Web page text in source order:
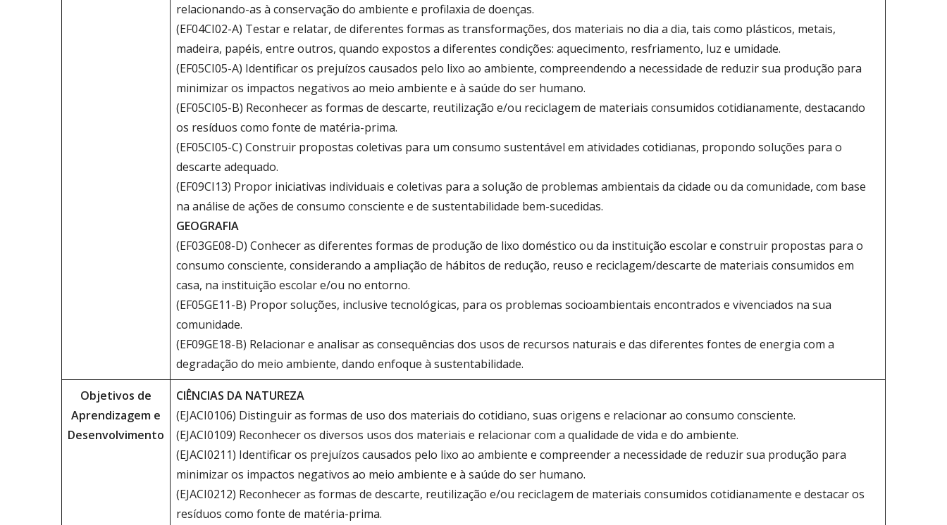
relacionando-as à conservação do ambiente e profilaxia de doenças.
(EF04CI02-A) Testar e relatar, de diferentes formas as transformações, dos materiais no dia a dia, tais como plásticos, metais,
madeira, papéis, entre outros, quando expostos a diferentes condições: aquecimento, resfriamento, luz e umidade.
(EF05CI05-A) Identificar os prejuízos causados pelo lixo ao ambiente, compreendendo a necessidade de reduzir sua produção para
minimizar os impactos negativos ao meio ambiente e à saúde do ser humano.
(EF05CI05-B) Reconhecer as formas de descarte, reutilização e/ou reciclagem de materiais consumidos cotidianamente, destacando
os resíduos como fonte de matéria-prima.
(EF05CI05-C) Construir propostas coletivas para um consumo sustentável em atividades cotidianas, propondo soluções para o
descarte adequado.
(EF09CI13) Propor iniciativas individuais e coletivas para a solução de problemas ambientais da cidade ou da comunidade, com base
na análise de ações de consumo consciente e de sustentabilidade bem-sucedidas.
GEOGRAFIA
(EF03GE08-D) Conhecer as diferentes formas de produção de lixo doméstico ou da instituição escolar e construir propostas para o
consumo consciente, considerando a ampliação de hábitos de redução, reuso e reciclagem/descarte de materiais consumidos em
casa, na instituição escolar e/ou no entorno.
(EF05GE11-B) Propor soluções, inclusive tecnológicas, para os problemas socioambientais encontrados e vivenciados na sua
comunidade.
(EF09GE18-B) Relacionar e analisar as consequências dos usos de recursos naturais e das diferentes fontes de energia com a
degradação do meio ambiente, dando enfoque à sustentabilidade.
Objetivos de
Aprendizagem e
Desenvolvimento
CIÊNCIAS DA NATUREZA
(EJACI0106) Distinguir as formas de uso dos materiais do cotidiano, suas origens e relacionar ao consumo consciente.
(EJACI0109) Reconhecer os diversos usos dos materiais e relacionar com a qualidade de vida e do ambiente.
(EJACI0211) Identificar os prejuízos causados pelo lixo ao ambiente e compreender a necessidade de reduzir sua produção para
minimizar os impactos negativos ao meio ambiente e à saúde do ser humano.
(EJACI0212) Reconhecer as formas de descarte, reutilização e/ou reciclagem de materiais consumidos cotidianamente e destacar os
resíduos como fonte de matéria-prima.